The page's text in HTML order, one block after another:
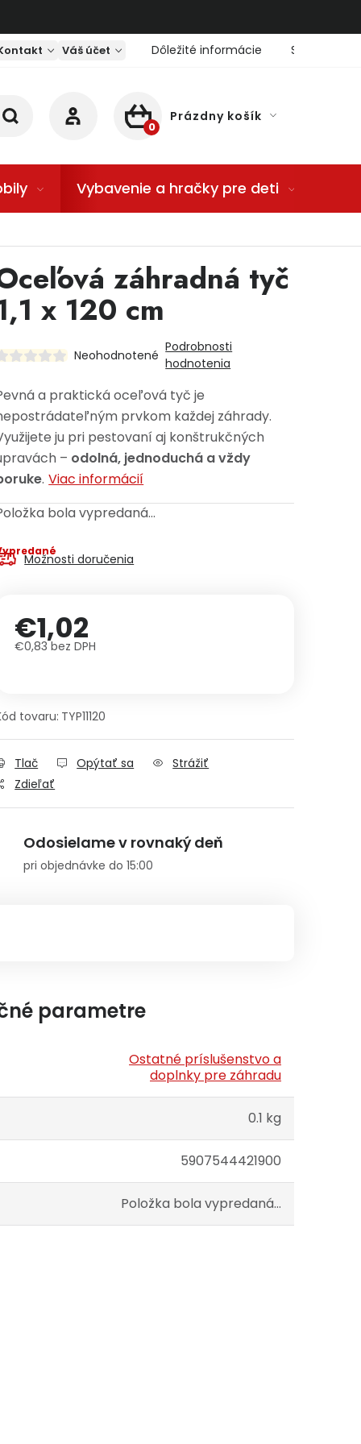
Váš účet Dôležité informácie Servis
NÁKUPNÝ KOŠÍK
Prázdny košík
Vybavenie a hračky pre deti
záhradná tyč
x 120 cm
Neohodnotené
Podrobnosti
hodnotenia
a praktická oceľová tyč je
prvkom každej záhrady.
ju pri pestovaní aj konštrukčných
– odolná, jednoduchá a vždy
. Viac informácií
bola vypredaná…
Možnosti doručenia
€1,02
€0,83 bez DPH
tovaru: TYP11120
Tlač Opýtať sa
Strážiť
Zdieľať
Odosielame v rovnaký deň
pri objednávke do 15:00
parametre
Ostatné príslušenstvo a
doplnky pre záhradu
0.1 kg
5907544421900
Položka bola vypredaná…